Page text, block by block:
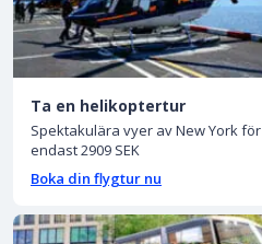
Ta en helikoptertur
Spektakulära vyer av New York för
endast 2909 SEK
Boka din flygtur nu